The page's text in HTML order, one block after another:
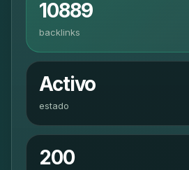
10889
backlinks
Activo
estado
200